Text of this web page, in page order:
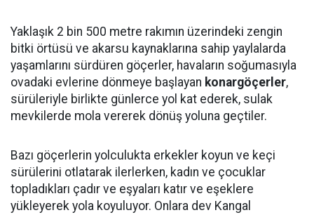
Yaklaşık 2 bin 500 metre rakımın üzerindeki zengin
bitki örtüsü ve akarsu kaynaklarına sahip yaylalarda
yaşamlarını sürdüren göçerler, havaların soğumasıyla
ovadaki evlerine dönmeye başlayan konargöçerler,
sürüleriyle birlikte günlerce yol kat ederek, sulak
mevkilerde mola vererek dönüş yoluna geçtiler.
Bazı göçerlerin yolculukta erkekler koyun ve keçi
sürülerini otlatarak ilerlerken, kadın ve çocuklar
topladıkları çadır ve eşyaları katır ve eşeklere
yükleyerek yola koyuluyor. Onlara dev Kangal